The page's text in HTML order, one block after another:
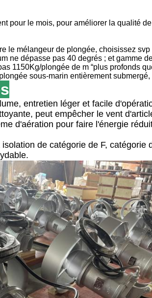
pour le mois, pour améliorer la qualité
le mélangeur de plongée, choisissez
ne dépasse pas 40 degrés ; et gamme
1150Kg/plongée de m “plus profonds
sous-marin entièrement
entretien léger et facile
peut empêcher le vent
d'aération pour faire l'énergie
isolation de catégorie de F, catégorie